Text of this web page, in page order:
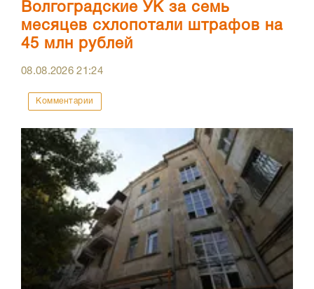
Волгоградские УК за семь
месяцев схлопотали штрафов на
45 млн рублей
08.08.202621:24
Комментарии